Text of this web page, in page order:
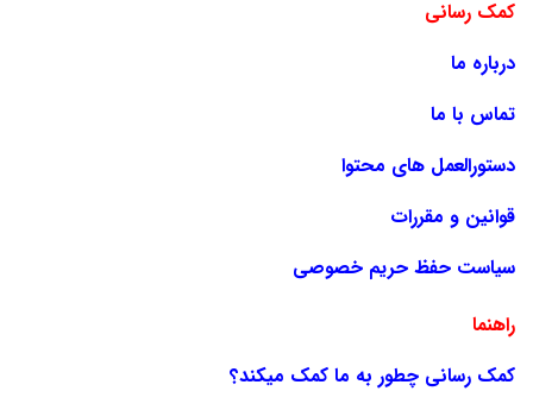
کمک رسانی
درباره ما
تماس با ما
دستورالعمل های محتوا
قوانین و مقررات
سیاست حفظ حریم خصوصی
راهنما
کمک رسانی چطور به ما کمک میکند؟